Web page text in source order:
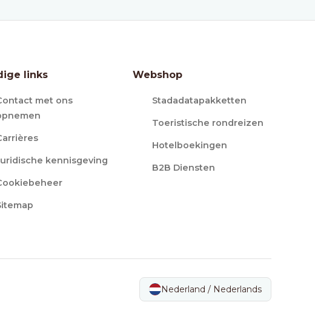
links
met ons
kennisgeving
Webshop
Stadadatapakketten
Toeristische rondreizen
Hotelboekingen
B2B Diensten
Nederland / Nederlands